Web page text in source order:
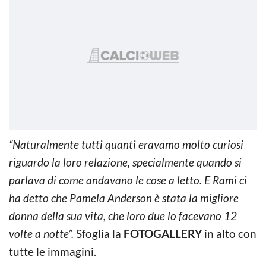
“Naturalmente tutti quanti eravamo molto curiosi
riguardo la loro relazione, specialmente quando si
parlava di come andavano le cose a letto. E Rami ci
ha detto che Pamela Anderson è stata la migliore
donna della sua vita, che loro due lo facevano 12
volte a notte”. Sfoglia la FOTOGALLERYin alto con
tutte le immagini.